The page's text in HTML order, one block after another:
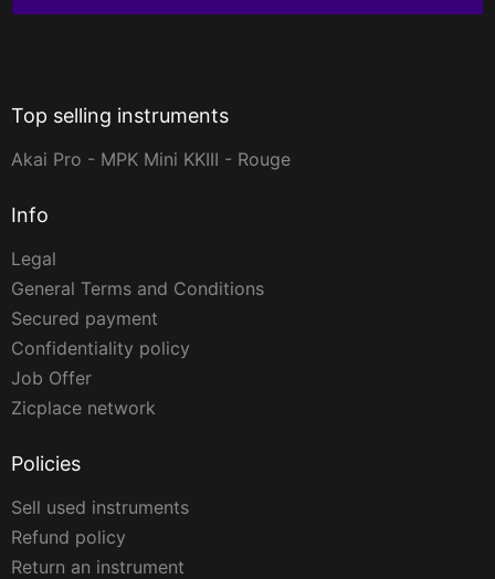
Top selling instruments
Akai Pro - MPK Mini KKIII - Rouge
Info
Legal
General Terms and Conditions
Secured payment
Confidentiality policy
Job Offer
Zicplace network
Policies
Sell used instruments
Refund policy
Return an instrument